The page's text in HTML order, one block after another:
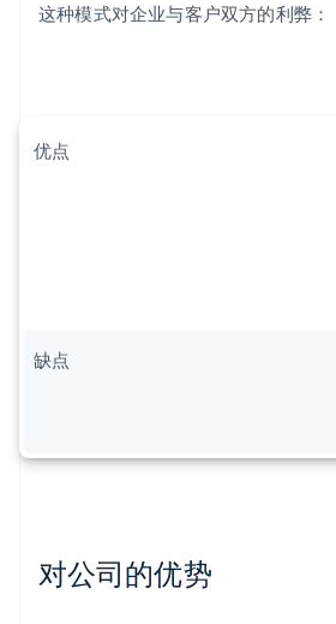
这种模式对企业与客户双方的利弊：
优点
缺点
对公司的优势